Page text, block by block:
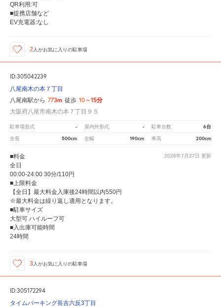
QR利用:可
■提携店舗など
EV充電器:なし
2 人がお気に入りの駐車場
ID:305042239
八尾南木の本７丁目
八尾南駅から 773m 徒歩 10～15分
大阪府八尾市南木の本７丁目９５
駐車場形式 - 屋内外形式 - 駐車台数 6台
全長 500cm 全幅 190cm 車高 200cm
2026年7月27日 更新
■料金
全日
00:00-24:00 30分/110円
■上限料金
【全日】最大料金入庫後24時間以内550円
※最大料金は繰り返し適用となります。
■駐車サイズ
大型可 ハイルーフ可
■入出庫可能時間
24時間
3人がお気に入りの駐車場
ID:305172294
タイムパーキング長吉六反3丁目